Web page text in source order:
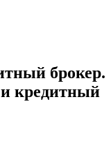
брокер.
кредитный